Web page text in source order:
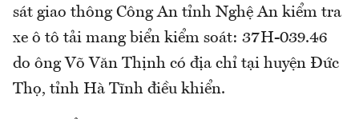
sát giao thông Công An tỉnh Nghệ An kiểm tra
xe ô tô tải mang biển kiểm soát: 37H-039.46
do ông Võ Văn Thịnh có địa chỉ tại huyện Đức
Thọ, tỉnh Hà Tĩnh điều khiển.